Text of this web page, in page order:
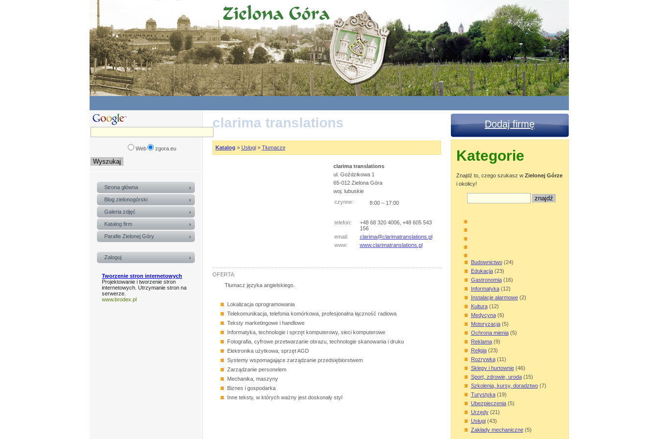
clarima translations
Katalog » Usługi» Tłumacze
clarima translations
ul. Goździkowa 1
65-012 Zielona Góra
woj. lubuskie
czynne:
8:00 – 17:00
telefon:
+48 68 320 4006, +48 605 543
156
email:
clarima@clarimatranslations.pl
www:
www.clarimatranslations.pl
OFERTA:
Tłumacz języka angielskiego.
Lokalizacja oprogramowania
Telekomunikacja, telefonia komórkowa, profesjonalna łączność radiowa
Teksty marketingowe i handlowe
Informatyka, technologie i sprzęt komputerowy, sieci komputerowe
Fotografia, cyfrowe przetwarzanie obrazu, technologie skanowania i druku
Elektronika użytkowa, sprzęt AGD
Systemy wspomagające zarządzanie przedsiębiorstwem
Zarządzanie personelem
Mechanika, maszyny
Biznes i gospodarka
Inne teksty, w których ważny jest doskonały styl
Web zgora.eu
Strona główna
Blog zielonogórski
Galeria zdjęć
Katalog firm
Parafie Zielonej Góry
Zaloguj
Tworzenie stron internetowych
Projektowanie i tworzenie stron
internetowych. Utrzymanie stron na
serwerze.
www.brodex.pl
Dodaj firmę
Kategorie
Znajdź to, czego szukasz w Zielonej Górze
i okolicy!
Budownictwo(24)
Edukacja(23)
Gastronomia(16)
Informatyka(12)
Instalacje alarmowe(2)
Kultura(12)
Medycyna(6)
Motoryzacja(5)
Ochrona mienia(5)
Reklama(9)
Religia(23)
Rozrywka(11)
Sklepy i hurtownie(46)
Sport, zdrowie, uroda(15)
Szkolenia, kursy, doradztwo(7)
Turystyka(19)
Ubezpieczenia(5)
Urzędy(21)
Usługi(43)
Zakłady mechaniczne(5)